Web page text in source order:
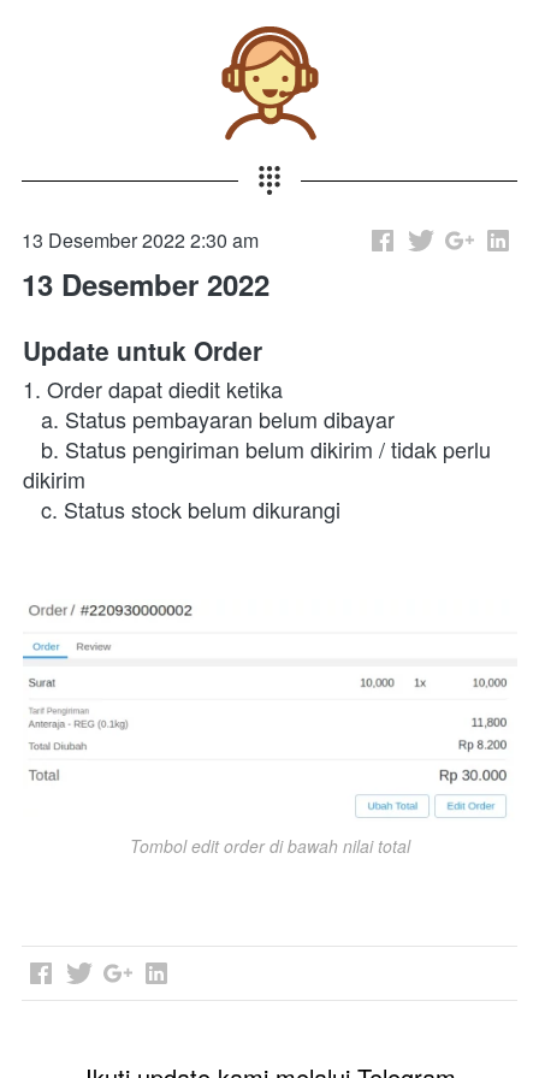
13 Desember 2022 2:30 am
13 Desember 2022
Update untuk Order
1. Order dapat diedit ketika
   a. Status pembayaran belum dibayar
dikirim
   c. Status stock belum dikurangi
Tombol edit order di bawah nilai total